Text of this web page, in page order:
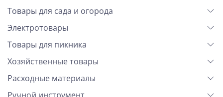
Товары для сада и огорода
Электротовары
Товары для пикника
Хозяйственные товары
Расходные материалы